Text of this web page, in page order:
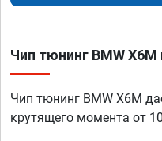
Чип тюнинг BMW
Чип тюнинг BMW X6M
крутящего момента от